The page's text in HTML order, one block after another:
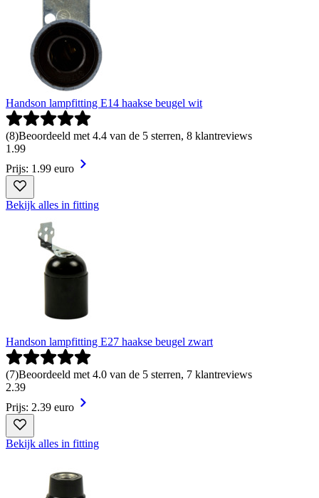
Handson lampfitting E14 haakse beugel wit
(8)Beoordeeld met 4.4 van de 5 sterren, 8 klantreviews
1 .99
Prijs: 1.99 euro
Bekijk alles in fitting
Handson lampfitting E27 haakse beugel zwart
(7)Beoordeeld met 4.0 van de 5 sterren, 7 klantreviews
2.39
Prijs: 2.39 euro
Bekijk alles in fitting